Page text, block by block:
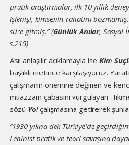
pratik araştırmalar, ilk 10 yıllık
işlenişi, kimsenin rahatını
süre gitmiş.” (Günlük Anılar, Sosyal
s.215)
Asıl anlaşılır açıklamayla ise Kim
başlıklı metinde karşılaşıyoruz.
çalışmanın önemine değinen ve
muazzam çabasını vurgulayan
sözü Yolçalışmasına getirerek
“1930 yılına dek Türkiye’de
Leninist pratik ve teori savaşına